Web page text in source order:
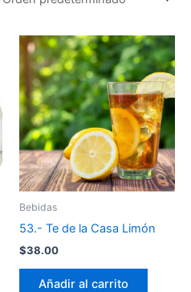
Bebidas
53.- Te de la Casa Limón
$38.00
Añadir al carrito